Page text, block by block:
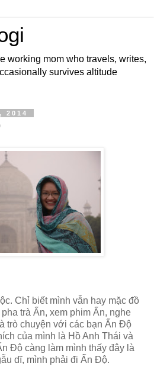
working mom who travels, writes,
survives altitude
2014
Chỉ biết mình vẫn hay mặc đồ
trà Ấn, xem phim Ấn, nghe
trò chuyện với các bạn Ấn Độ
của mình là Hồ Anh Thái và
Độ càng làm mình thấy đây là
dĩ, mình phải đi Ấn Độ.